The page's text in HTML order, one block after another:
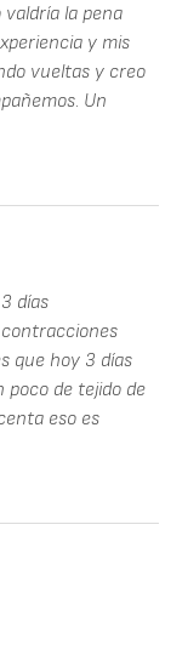
la pena
y mis
vueltas y creo
Un
días
que hoy 3 días
poco de tejido de
eso es